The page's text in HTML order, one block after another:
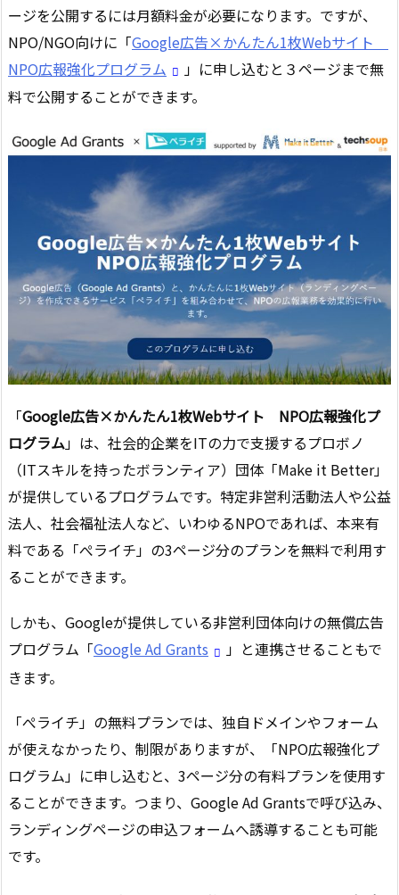
ージを公開するには月額料金が必要になります。ですが、
NPO/NGO向けに「Google広告×かんたん1枚Webサイト
NPO広報強化プログラム
」に申し込むと３ページまで無
料で公開することができます。
「Google広告×かんたん1枚Webサイト NPO広報強化プ
ログラム」は、社会的企業をITの力で支援するプロボノ
（ITスキルを持ったボランティア）団体「Make it Better」
が提供しているプログラムです。特定非営利活動法人や公益
法人、社会福祉法人など、いわゆるNPOであれば、本来有
料である「ぺライチ」の3ページ分のプランを無料で利用す
ることができます。
しかも、Googleが提供している非営利団体向けの無償広告
プログラム「Google Ad Grants
」と連携させることもで
きます。
「ぺライチ」の無料プランでは、独自ドメインやフォーム
が使えなかったり、制限がありますが、「NPO広報強化プ
ログラム」に申し込むと、3ページ分の有料プランを使用す
ることができます。つまり、Google Ad Grantsで呼び込み、
ランディングページの申込フォームへ誘導することも可能
です。